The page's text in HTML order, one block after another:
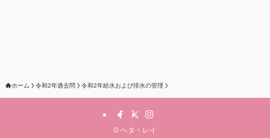
ホーム 令和2年過去問 令和2年給水および排水の管理
© ヘタ・レイ